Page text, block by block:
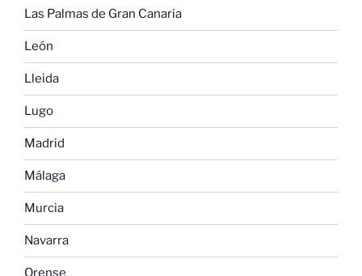
Las Palmas de Gran Canaria
León
Lleida
Lugo
Madrid
Málaga
Murcia
Navarra
Orense